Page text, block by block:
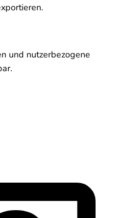
und nutzerbezogene